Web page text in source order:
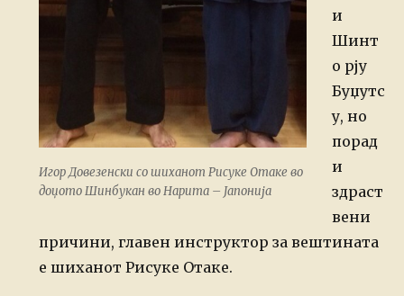
Игор Довезенски со шиханот Рисуке Отаке во
доџото Шинбукан во Нарита – Јапонија
и
Шинт
о рју
Буџутс
у, но
порад
и
здраст
вени
причини, главен инструктор за вештината
е шиханот Рисуке Отаке.